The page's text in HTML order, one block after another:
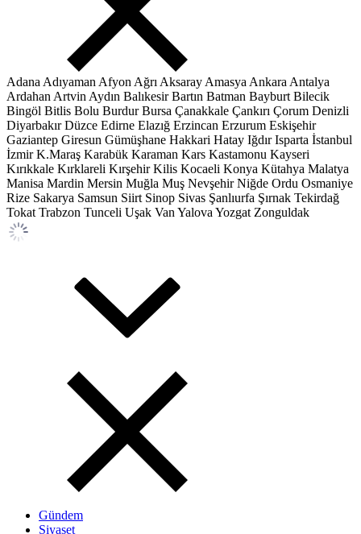
Adana Adıyaman Afyon Ağrı Aksaray Amasya Ankara Antalya
Ardahan Artvin Aydın Balıkesir Bartın Batman Bayburt Bilecik
Bingöl Bitlis Bolu Burdur Bursa Çanakkale Çankırı Çorum Denizli
Diyarbakır Düzce Edirne Elazığ Erzincan Erzurum Eskişehir
Gaziantep Giresun Gümüşhane Hakkari Hatay Iğdır Isparta İstanbul
İzmir K.Maraş Karabük Karaman Kars Kastamonu Kayseri
Kırıkkale Kırklareli Kırşehir Kilis Kocaeli Konya Kütahya Malatya
Manisa Mardin Mersin Muğla Muş Nevşehir Niğde Ordu Osmaniye
Rize Sakarya Samsun Siirt Sinop Sivas Şanlıurfa Şırnak Tekirdağ
Tokat Trabzon Tunceli Uşak Van Yalova Yozgat Zonguldak
Gündem
Siyaset